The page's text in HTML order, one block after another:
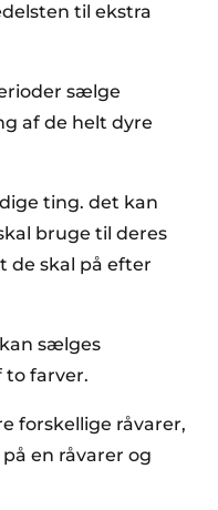
til ekstra
sælge
af de helt dyre
ting. det kan
bruge til deres
de skal på efter
sælges
to farver.
forskellige råvarer,
en råvarer og